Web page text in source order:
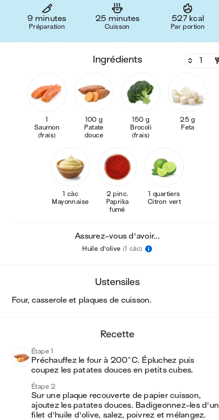
9 minutes
Préparation
25 minutes
Cuisson
527 kcal
Par portion
ingrédients
1
Saumon
(frais)
100 g
Patate
douce
150 g
Brocoli
(frais)
25 g
Feta
1 càc
Mayonnaise
2 pinc.
Paprika
fumé
1 quartiers
Citron vert
Assurez-vous d'avoir...
Huile d'olive (1 càc)
ustensiles
four, casserole et plaques de cuisson.
recette
Étape 1
Préchauffez le four à 200°C. Épluchez puis
coupez les patates douces en petits cubes.
Étape 2
Sur une plaque recouverte de papier cuisson,
ajoutez les patates douces. Badigeonnez-les d'un
filet d'huile d'olive, salez, poivrez et mélangez.